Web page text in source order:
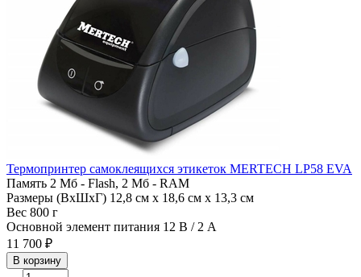
Термопринтер самоклеящихся этикеток MERTECH LP58 EVA
Память 2 Мб - Flash, 2 Мб - RAM
Размеры (ВхШхГ) 12,8 см х 18,6 см х 13,3 см
Вес 800 г
Основной элемент питания 12 В / 2 A
11 700 ₽
В корзину